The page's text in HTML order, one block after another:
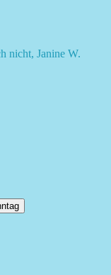
nicht, Janine W.